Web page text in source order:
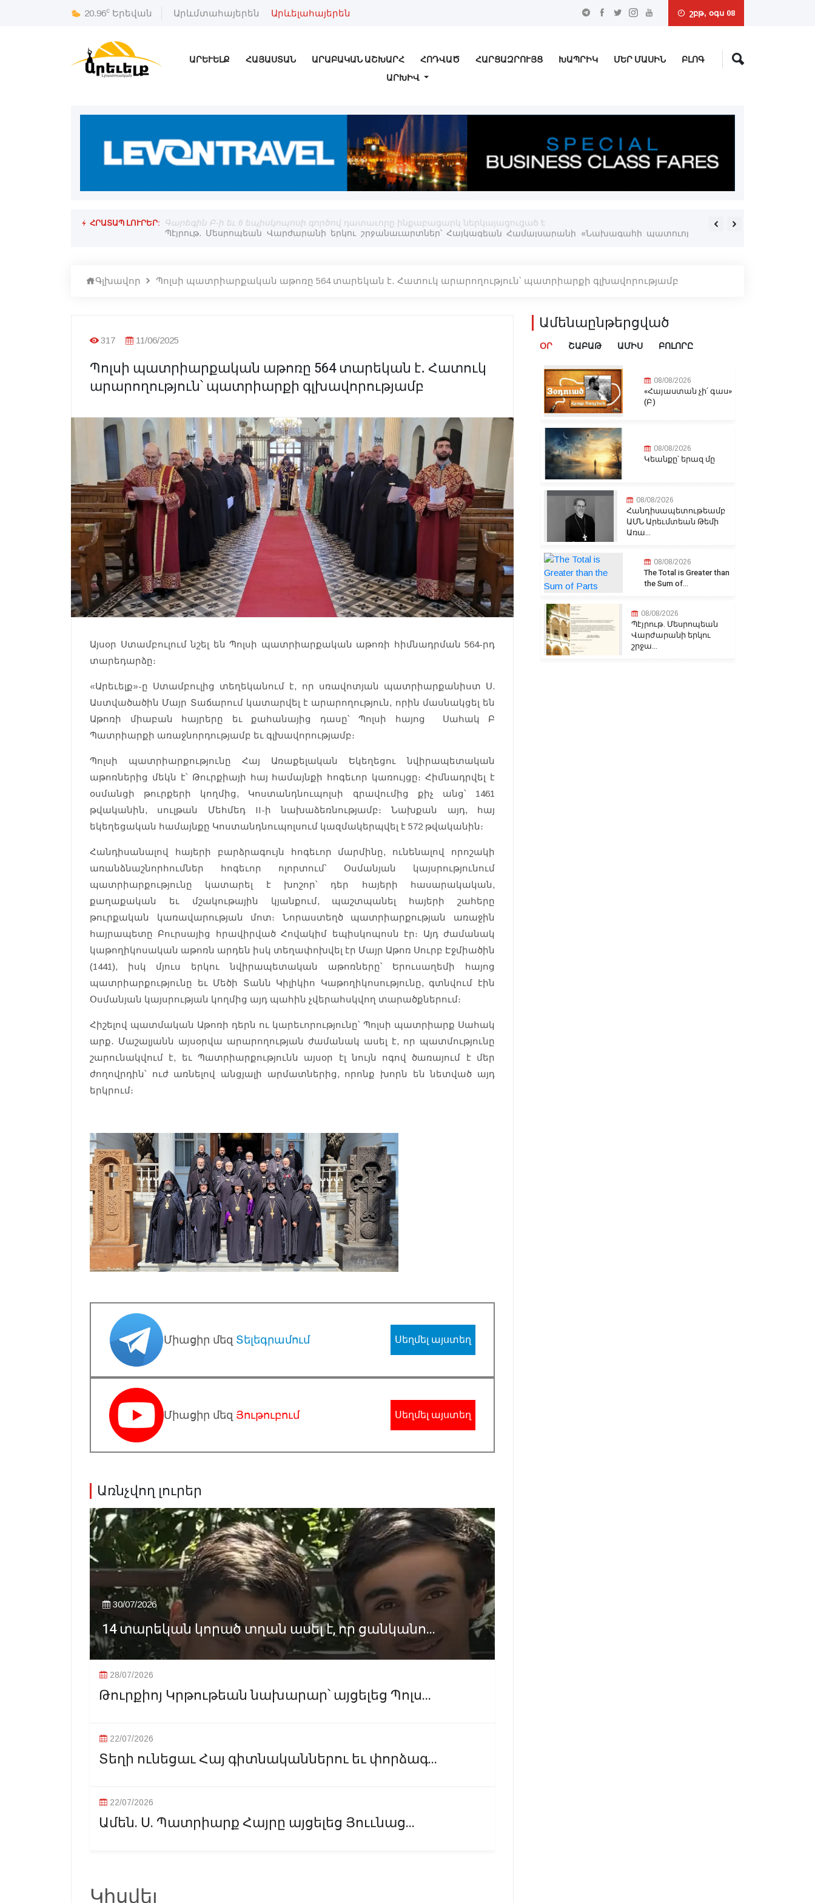
20.96c Երեվան Արևմտահայերեն Արևելահայերեն շբթ, օգս 08
ԱՐԵՒԵԼՔ ՀԱՅԱՍՏԱՆ ԱՐԱԲԱԿԱՆ ԱՇԽԱՐՀ ՀՈԴՎԱԾ ՀԱՐՑԱԶՐՈՒՅՑ ԽԱՊՐԻԿ ՄԵՐ ՄԱՍԻՆ
ԲԼՈԳ
ԱՐԽԻՎ
ՀՐԱՏԱՊ ԼՈՒՐԵՐ:
«Նախագահի պատուոյ Գարեգին Բ-ի եւ 6 եպիսկոպոսի գործով դատաւորը ինքաբացարկ ներկայացուցած է «Եկեղեցական անունով
Գլխավոր Պոլսի պատրիարքական աթոռը 564 տարեկան է․ Հատուկ արարողություն՝ պատրիարքի գլխավորությամբ
317 11/06/2025
Պոլսի պատրիարքական աթոռը 564 տարեկան է․ Հատուկ
արարողություն՝ պատրիարքի գլխավորությամբ
Այսօր Ստամբուլում նշել են Պոլսի պատրիարքական աթոռի հիմնադրման 564-րդ
տարեդարձը։
«Արեւելք»-ը Ստամբուլից տեղեկանում է, որ սռավոտյան պատրիարքանիստ Ս.
Աստվածածին Մայր Տաճարում կատարվել է արարողություն, որին մասնակցել են
Աթոռի միաբան հայրերը եւ քահանայից դասը՝ Պոլսի հայոց Սահակ Բ
Պատրիարքի առաջնորդությամբ եւ գլխավորությամբ։
Պոլսի պատրիարքությունը Հայ Առաքելական Եկեղեցու նվիրապետական
աթոռներից մեկն է՝ Թուրքիայի հայ համայնքի հոգեւոր կառույցը։ Հիմնադրվել է
օսմանցի թուրքերի կողմից, Կոստանդնուպոլսի գրավումից քիչ անց՝ 1461
թվականին, սուլթան Մեհմեդ II-ի նախաձեռնությամբ։ Նախքան այդ, հայ
եկեղեցական համայնքը Կոստանդնուպոլսում կազմակերպվել է 572 թվականին։
Հանդիսանալով հայերի բարձրագույն հոգեւոր մարմինը, ունենալով որոշակի
առանձնաշնորհումներ հոգեւոր ոլորտում՝ Օսմանյան կայսրությունում
պատրիարքությունը կատարել է խոշոր՝ դեր հայերի հասարակական,
քաղաքական եւ մշակութային կյանքում, պաշտպանել հայերի շահերը
թուրքական կառավարության մոտ։ Նորաստեղծ պատրիարքության առաջին
հայրապետը Բուրսայից հրավիրված Հովակիմ եպիսկոպոսն էր։ Այդ ժամանակ
կաթողիկոսական աթոռն արդեն իսկ տեղափոխվել էր Մայր Աթոռ Սուրբ Էջմիածին
(1441), իսկ մյուս երկու նվիրապետական աթոռները՝ Երուսաղեմի հայոց
պատրիարքությունը եւ Մեծի Տանն Կիլիկիո Կաթողիկոսությունը, գտնվում էին
Օսմանյան կայսրության կողմից այդ պահին չվերահսկվող տարածքներում։
Հիշելով պատմական Աթոռի դերն ու կարեւորությունը՝ Պոլսի պատրիարք Սահակ
արք․ Մաշալյանն այսօրվա արարողության ժամանակ ասել է, որ պատմությունը
շարունակվում է, եւ Պատրիարքությունն այսօր էլ նույն ոգով ծառայում է մեր
ժողովրդին՝ ուժ առնելով անցյալի արմատներից, որոնք խորն են նետված այդ
երկրում։
Միացիր մեզ Տելեգրամում Սեղմել այստեղ
Միացիր մեզ Յութուբում Սեղմել այստեղ
Առնչվող լուրեր
30/07/2026
14 տարեկան կորած տղան ասել է, որ ցանկանո...
28/07/2026
Թուրքիոյ Կրթութեան նախարար՝ այցելեց Պոլս...
22/07/2026
Տեղի ունեցաւ Հայ գիտնականներու եւ փորձագ...
22/07/2026
Ամեն. Ս. Պատրիարք Հայրը այցելեց Յոււնաց...
Կիսվել
Ամենաընթերցված
ՕՐ ՇԱԲԱԹ ԱՄԻՍ ԲՈԼՈՐԸ
08/08/2026
«Հայաստան չի՛ գաս»
(Բ)
08/08/2026
Կեանքը՝ երազ մը
08/08/2026
Հանդիսապետութեամբ
ԱՄՆ Արեւմտեան Թեմի
Առա...
08/08/2026
The Total is Greater than
the Sum of...
08/08/2026
Պէյրութ. Մեսրոպեան
Վարժարանի երկու
շրջա...